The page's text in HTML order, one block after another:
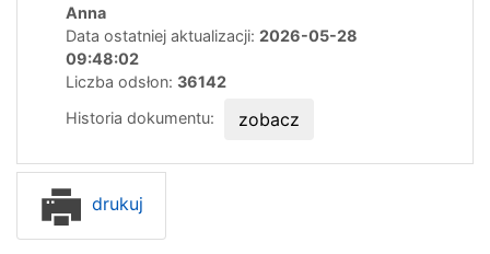
Anna
Data ostatniej aktualizacji: 2026-05-28
09:48:02
Liczba odsłon: 36142
Historia dokumentu:
zobacz
drukuj